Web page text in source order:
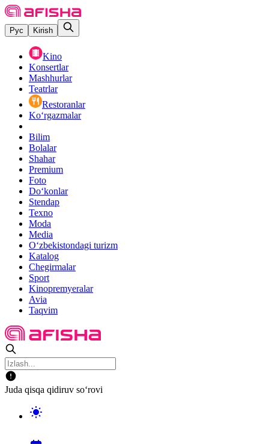
Рус Kirish
Kino
Konsertlar
Mashhurlar
Teatrlar
Restoranlar
Ko‘rgazmalar
Bilim
Bolalar
Shahar
Premium
Foto
Do‘konlar
Stendap
Texno
Moda
Media
O‘zbekistondagi turizm
Katalog
Chegirmalar
Sport
Kinopremyeralar
Avia
Taqvim
Juda qisqa qidiruv so‘rovi